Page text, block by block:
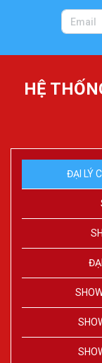
HỆ
ĐẠI LÝ